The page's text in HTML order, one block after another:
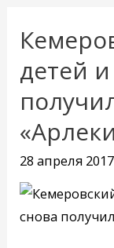
детей
28 апреля 2017
Кемеровский
для
детей
и
молодёжи
снова
получил
премию